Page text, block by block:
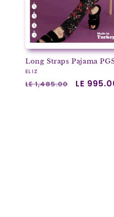
Long Straps Pajama
Vendor:
ELIZ
Regular
LE 1,485.00
Sale
LE